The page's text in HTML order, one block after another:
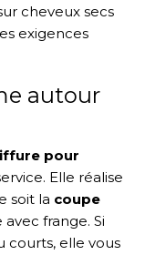
cheveux secs
exigences
autour
pour
Elle réalise
soit la coupe
frange. Si
courts, elle vous